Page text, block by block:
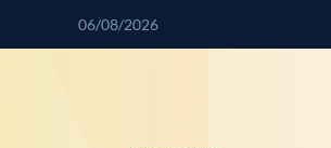
06/08/2026